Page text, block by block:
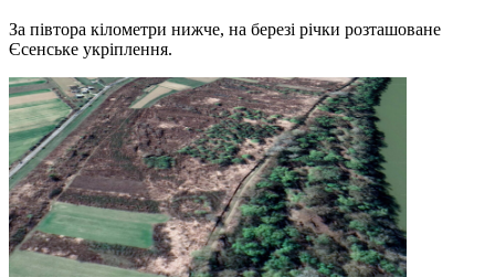
За півтора кілометри нижче, на березі річки розташоване
Єсенське укріплення.